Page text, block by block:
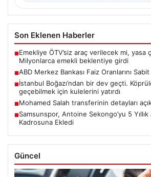
Son Eklenen Haberler
■Emekliye ÖTV’siz araç verilecek mi, yasa
Milyonlarca emekli beklentiye girdi
■ABD Merkez Bankası Faiz Oranlarını
■İstanbul Boğazı’ndan bir dev geçti.
geçebilmek için kulelerini yatırdı
■Mohamed Salah transferinin detayları
■Samsunspor, Antoine Sekongo’yu 5
Kadrosuna Ekledi
Güncel